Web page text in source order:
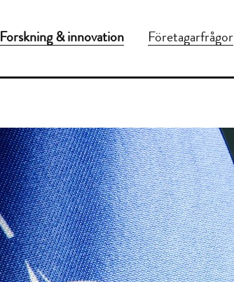
Forskning & innovation Företagarfrågor